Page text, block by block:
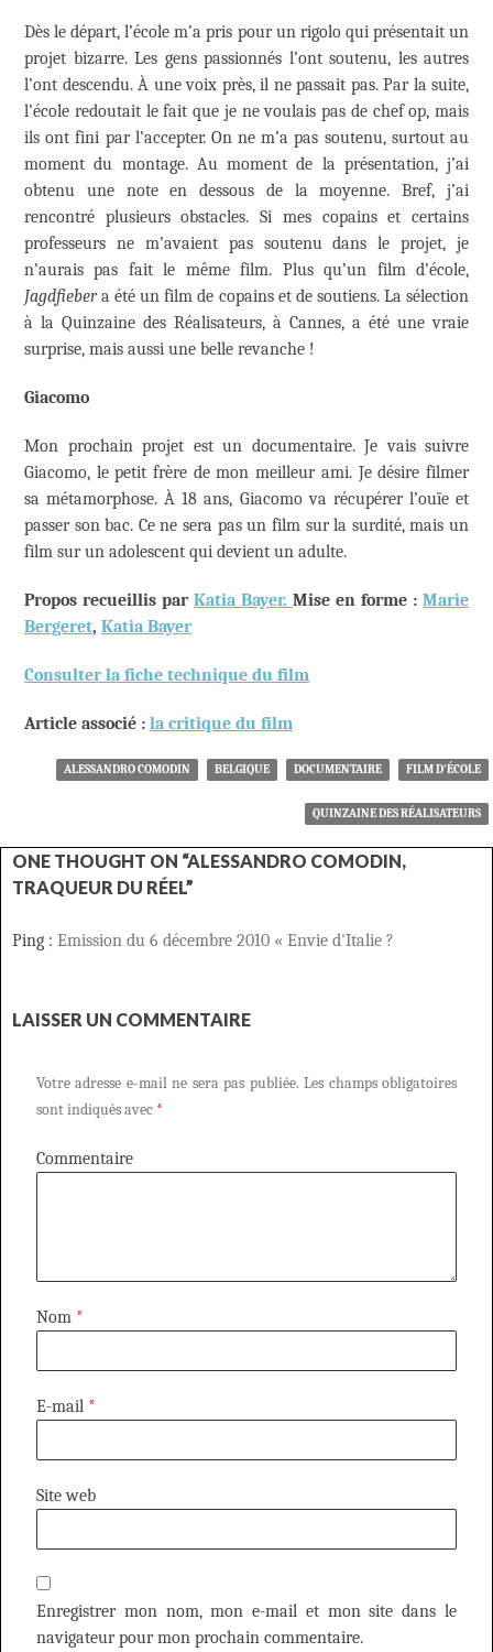
Dès le départ, l’école m’a pris pour un rigolo qui présentait un
projet bizarre. Les gens passionnés l’ont soutenu, les autres
l’ont descendu. À une voix près, il ne passait pas. Par la suite,
l’école redoutait le fait que je ne voulais pas de chef op, mais
ils ont fini par l’accepter. On ne m’a pas soutenu, surtout au
moment du montage. Au moment de la présentation, j’ai
obtenu une note en dessous de la moyenne. Bref, j’ai
rencontré plusieurs obstacles. Si mes copains et certains
professeurs ne m’avaient pas soutenu dans le projet, je
n’aurais pas fait le même film. Plus qu’un film d’école,
Jagdfiebera été un film de copains et de soutiens. La sélection
à la Quinzaine des Réalisateurs, à Cannes, a été une vraie
surprise, mais aussi une belle revanche !
Giacomo
Mon prochain projet est un documentaire. Je vais suivre
Giacomo, le petit frère de mon meilleur ami. Je désire filmer
sa métamorphose. À 18 ans, Giacomo va récupérer l’ouïe et
passer son bac. Ce ne sera pas un film sur la surdité, mais un
film sur un adolescent qui devient un adulte.
Propos recueillis par Katia Bayer. Mise en forme : Marie
Bergeret, Katia Bayer
Consulter la fiche technique du film
Article associé : la critique du film
ALESSANDRO COMODIN BELGIQUE DOCUMENTAIRE FILM D'ÉCOLE
QUINZAINE DES RÉALISATEURS
ONE THOUGHT ON “ALESSANDRO COMODIN,
TRAQUEUR DU RÉEL”
Ping : Emission du 6 décembre 2010 « Envie d'Italie ?
LAISSER UN COMMENTAIRE
Votre adresse e-mail ne sera pas publiée. Les champs obligatoires
sont indiqués avec *
Commentaire
Nom *
E-mail *
Site web
Enregistrer mon nom, mon e-mail et mon site dans le
navigateur pour mon prochain commentaire.